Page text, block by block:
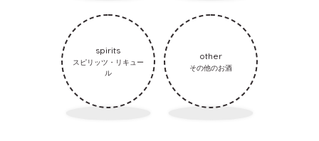
spirits
スピリッツ・リキュー
ル
other
その他のお酒